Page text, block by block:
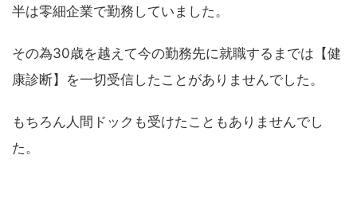
半は零細企業で勤務していました。
その為30歳を越えて今の勤務先に就職するまでは【健
康診断】を一切受信したことがありませんでした。
もちろん人間ドックも受けたこともありませんでし
た。